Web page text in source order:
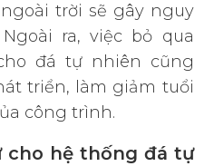
trời sẽ gây nguy
ra, việc bỏ qua
đá tự nhiên cũng
triển, làm giảm tuổi
công trình.
cho hệ thống đá tự